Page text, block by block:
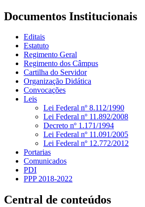
Documentos Institucionais
Editais
Estatuto
Regimento Geral
Regimento dos Câmpus
Cartilha do Servidor
Organização Didática
Convocações
Leis
Lei Federal nº 8.112/1990
Lei Federal nº 11.892/2008
Decreto nº 1.171/1994
Lei Federal nº 11.091/2005
Lei Federal nº 12.772/2012
Portarias
Comunicados
PDI
PPP 2018-2022
Central de conteúdos